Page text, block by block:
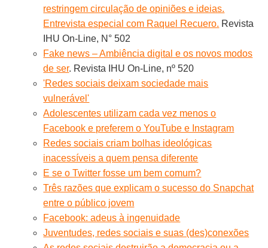
restringem circulação de opiniões e ideias.
Entrevista especial com Raquel Recuero. Revista
IHU On-Line, N° 502
Fake news – Ambiência digital e os novos modos
de ser. Revista IHU On-Line, nº 520
'Redes sociais deixam sociedade mais
vulnerável'
Adolescentes utilizam cada vez menos o
Facebook e preferem o YouTube e Instagram
Redes sociais criam bolhas ideológicas
inacessíveis a quem pensa diferente
E se o Twitter fosse um bem comum?
Três razões que explicam o sucesso do Snapchat
entre o público jovem
Facebook: adeus à ingenuidade
Juventudes, redes sociais e suas (des)conexões